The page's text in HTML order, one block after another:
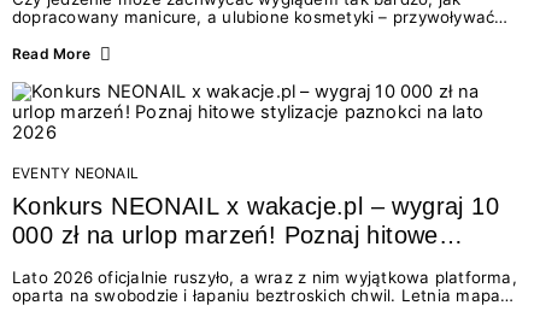
dopracowany manicure, a ulubione kosmetyki – przywoływać
świata beauty i oszałamiających deserów to coś więcej niż
zmysłami: przez soczysty kolor, aksamitną teksturę,
orzeźwiający zapach i słodki akcent na podniebieniu. Tego lata
NEONAIL łączy siły z marką Willisch, tworząc unikalny projekt
na styku jedzenia i piękna....
Read More
EVENTY NEONAIL
Konkurs NEONAIL x wakacje.pl – wygraj 10
000 zł na urlop marzeń! Poznaj hitowe
Lato 2026 oficjalnie ruszyło, a wraz z nim wyjątkowa platforma,
oparta na swobodzie i łapaniu beztroskich chwil. Letnia mapa